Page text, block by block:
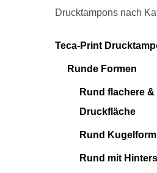
Drucktampons nach
Teca-Print
Runde Formen
Rund flachere
Druckfläche
Rund Kugelform
Rund mit